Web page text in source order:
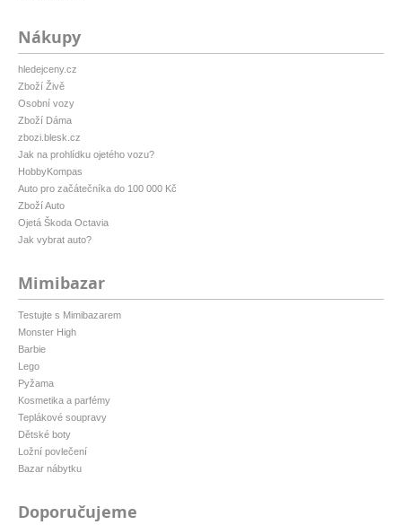
Nákupy
hledejceny.cz
Zboží Živě
Osobní vozy
Zboží Dáma
zbozi.blesk.cz
Jak na prohlídku ojetého vozu?
HobbyKompas
Auto pro začátečníka do 100 000 Kč
Zboží Auto
Ojetá Škoda Octavia
Jak vybrat auto?
Mimibazar
Testujte s Mimibazarem
Monster High
Barbie
Lego
Pyžama
Kosmetika a parfémy
Teplákové soupravy
Dětské boty
Ložní povlečení
Bazar nábytku
Doporučujeme